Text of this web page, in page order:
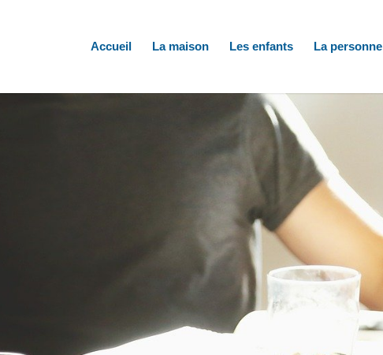
Accueil La maison Les enfants La personne